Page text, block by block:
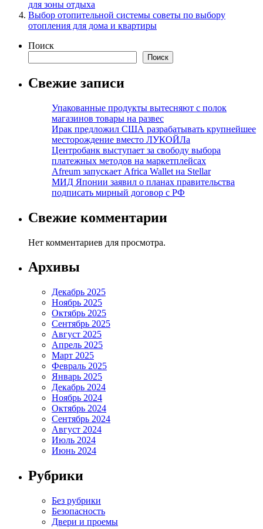
для зоны отдыха
Выбор отопительной системы советы по выбору
отопления для дома и квартиры
Поиск
Поиск
Свежие записи
Упакованные продукты вытесняют с полок
магазинов товары на развес
Ирак предложил США разрабатывать крупнейшее
месторождение вместо ЛУКОЙЛа
Центробанк выступает за свободу выбора
платежных методов на маркетплейсах
Afreum запускает Africa Wallet на Stellar
МИД Японии заявил о планах правительства
подписать мирный договор с РФ
Свежие комментарии
Нет комментариев для просмотра.
Архивы
Декабрь 2025
Ноябрь 2025
Октябрь 2025
Сентябрь 2025
Август 2025
Апрель 2025
Март 2025
Февраль 2025
Январь 2025
Декабрь 2024
Ноябрь 2024
Октябрь 2024
Сентябрь 2024
Август 2024
Июль 2024
Июнь 2024
Рубрики
Без рубрики
Безопасность
Двери и проемы